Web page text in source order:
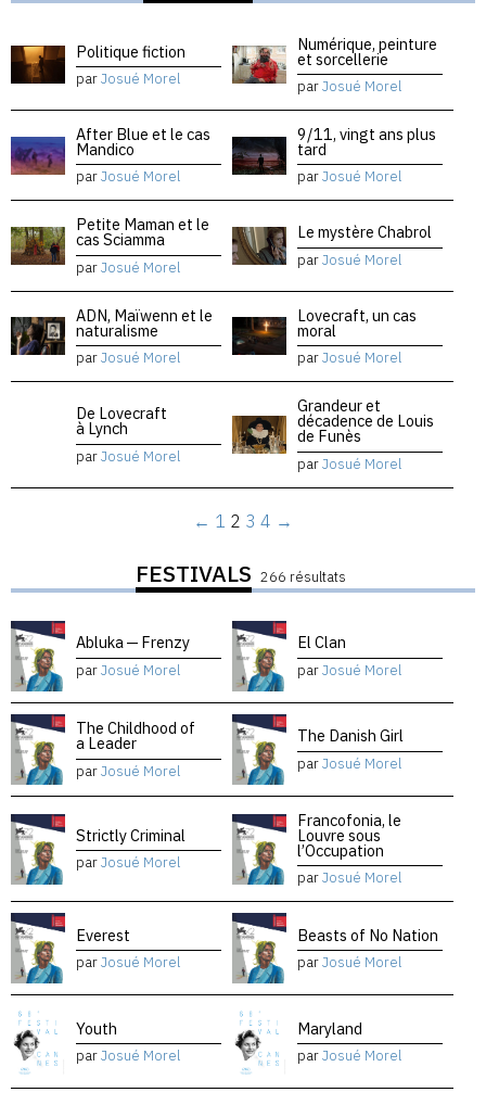
Politique fiction
parJosué Morel
Numérique, peinture
et sorcellerie
parJosué Morel
After Blue et le cas
Mandico
parJosué Morel
9/11, vingt ans plus
tard
parJosué Morel
Petite Maman et le
cas Sciamma
parJosué Morel
Le mystère Chabrol
parJosué Morel
ADN, Maïwenn et le
naturalisme
parJosué Morel
Lovecraft, un cas
moral
parJosué Morel
De Lovecraft
à Lynch
parJosué Morel
Grandeur et
décadence de Louis
de Funès
parJosué Morel
← 1 2 3 4 →
FESTIVALS 266 résultats
Abluka — Frenzy
parJosué Morel
El Clan
parJosué Morel
The Childhood of
a Leader
parJosué Morel
The Danish Girl
parJosué Morel
Strictly Criminal
parJosué Morel
Francofonia, le
Louvre sous
l’Occupation
parJosué Morel
Everest
parJosué Morel
Beasts of No Nation
parJosué Morel
Youth
parJosué Morel
Maryland
parJosué Morel